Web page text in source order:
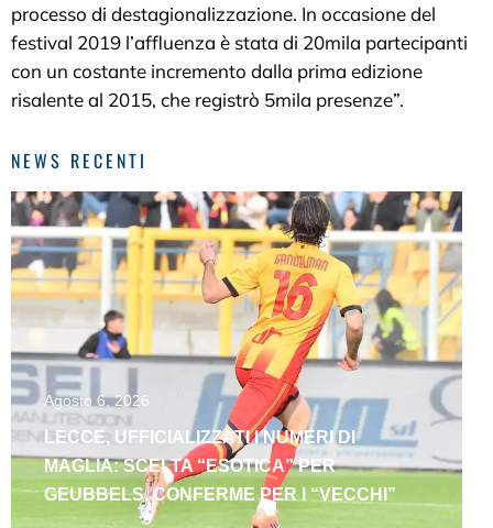
processo di destagionalizzazione. In occasione del
festival 2019 l’affluenza è stata di 20mila partecipanti
con un costante incremento dalla prima edizione
risalente al 2015, che registrò 5mila presenze”.
NEWS RECENTI
Agosto 6, 2026
LECCE, UFFICIALIZZATI I NUMERI DI
MAGLIA: SCELTA “ESOTICA” PER
GEUBBELS, CONFERME PER I “VECCHI”